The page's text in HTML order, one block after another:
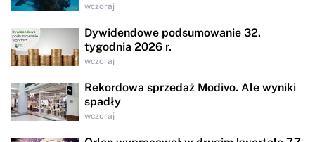
wczoraj
Dywidendowe podsumowanie 32.
tygodnia 2026 r.
wczoraj
Rekordowa sprzedaż Modivo. Ale wyniki
spadły
wczoraj